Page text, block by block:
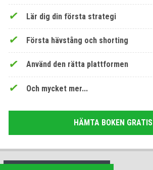
Lär dig din första strategi
Första hävstång och shorting
Använd den rätta plattformen
Och mycket mer...
HÄMTA BOKEN GRATIS